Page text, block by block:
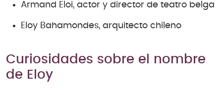
Armand Eloi, actor y director de teatro belga
Eloy Bahamondes, arquitecto chileno
Curiosidades sobre el nombre
de Eloy